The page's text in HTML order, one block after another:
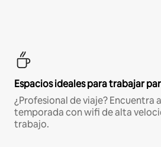
Espacios ideales para trabajar
¿Profesional de viaje? Encuentra
temporada con wifi de alta
trabajo.